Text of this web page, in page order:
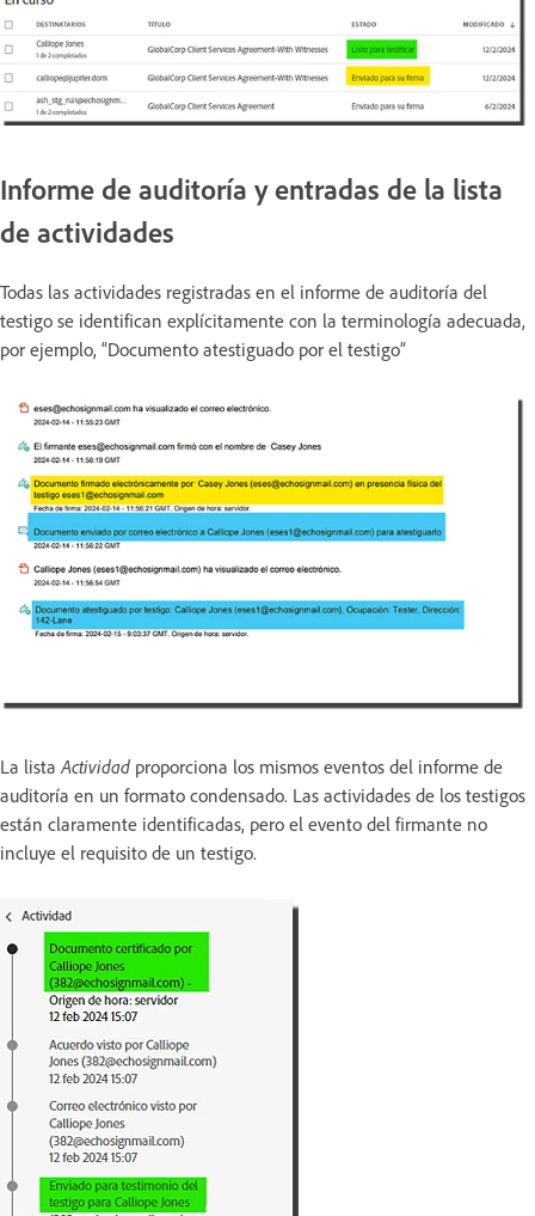
Informe de auditoría y entradas de la lista
de actividades
Todas las actividades registradas en el informe de auditoría del
testigo se identifican explícitamente con la terminología adecuada,
por ejemplo, “Documento atestiguado por el testigo”
La listaActividad proporciona los mismos eventos del informe de
auditoría en un formato condensado. Las actividades de los testigos
están claramente identificadas, pero el evento del firmante no
incluye el requisito de un testigo.